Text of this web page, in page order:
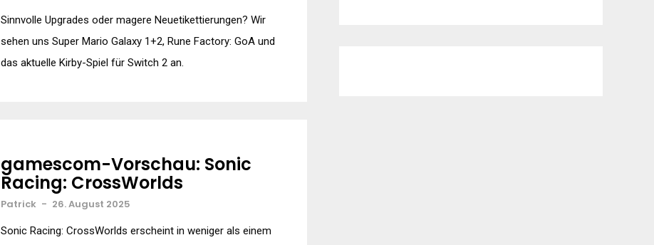
Sinnvolle Upgrades oder magere Neuetikettierungen? Wir
sehen uns Super Mario Galaxy 1+2, Rune Factory: GoA und
das aktuelle Kirby-Spiel für Switch 2 an.
gamescom-Vorschau: Sonic
Racing: CrossWorlds
Patrick - 26. August 2025
Sonic Racing: CrossWorlds erscheint in weniger als einem